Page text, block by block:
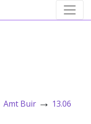
Amt Buir → 13.06